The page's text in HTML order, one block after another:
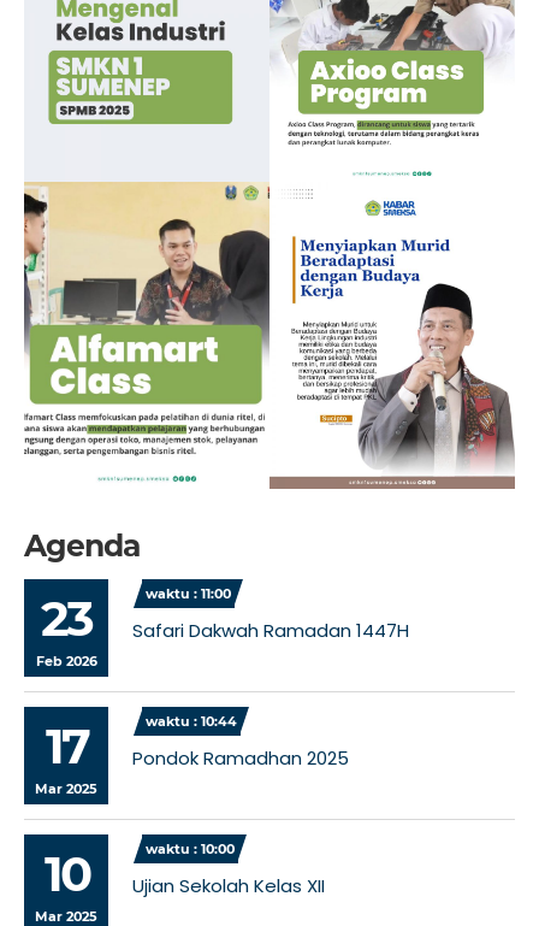
Agenda
23
Feb 2026
waktu : 11:00
Safari Dakwah Ramadan 1447H
17
Mar 2025
waktu : 10:44
Pondok Ramadhan 2025
10
Mar 2025
waktu : 10:00
Ujian Sekolah Kelas XII